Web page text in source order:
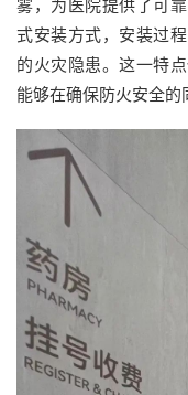
雾，为医院提供了可
式安装方式，安装过
的火灾隐患。这一特
能够在确保防火安全的